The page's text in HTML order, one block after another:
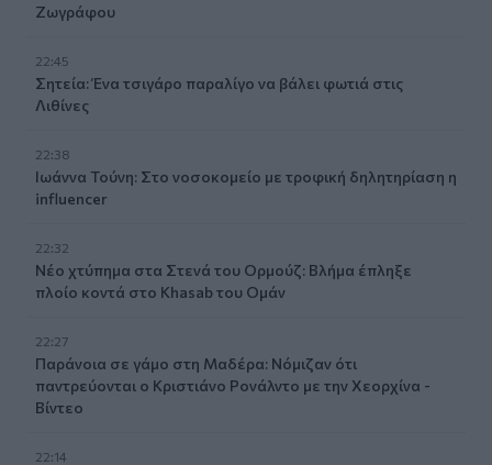
Ζωγράφου
22:45
Σητεία: Ένα τσιγάρο παραλίγο να βάλει φωτιά στις
Λιθίνες
22:38
Ιωάννα Τούνη: Στο νοσοκομείο με τροφική δηλητηρίαση η
influencer
22:32
Νέο χτύπημα στα Στενά του Ορμούζ: Βλήμα έπληξε
πλοίο κοντά στο Khasab του Ομάν
22:27
Παράνοια σε γάμο στη Μαδέρα: Νόμιζαν ότι
παντρεύονται ο Κριστιάνο Ρονάλντο με την Χεορχίνα -
Βίντεο
22:14